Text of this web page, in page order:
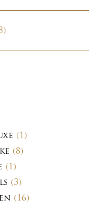
(1)
(8)
(1)
(3)
(16)